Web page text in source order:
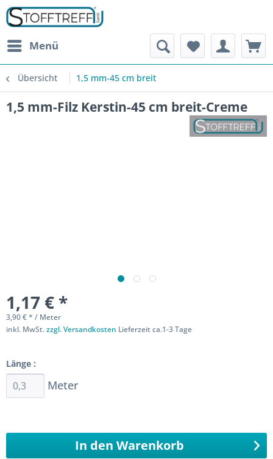
Menü
Übersicht 1,5 mm-45 cm breit
1,5 mm-Filz Kerstin-45 cm breit-Creme
1,17 € *
3,90 € * / Meter
inkl. MwSt.zzgl. Versandkosten Lieferzeit ca.1-3 Tage
Länge :
Meter
In den Warenkorb